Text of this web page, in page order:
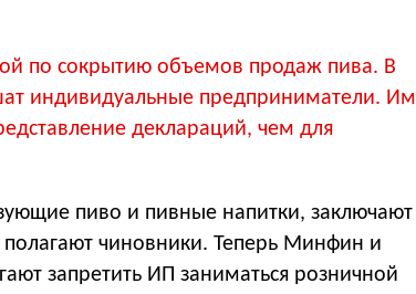
по сокрытию объемов продаж пива. В
индивидуальные предприниматели. Им
деклараций, чем для
пиво и пивные напитки, заключают
чиновники. Теперь Минфин и
запретить ИП заниматься розничной